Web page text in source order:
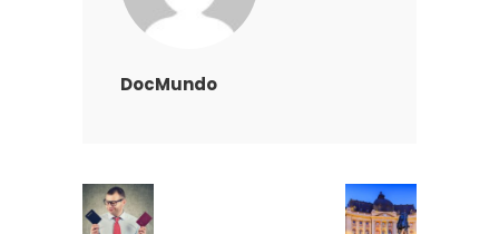
DocMundo